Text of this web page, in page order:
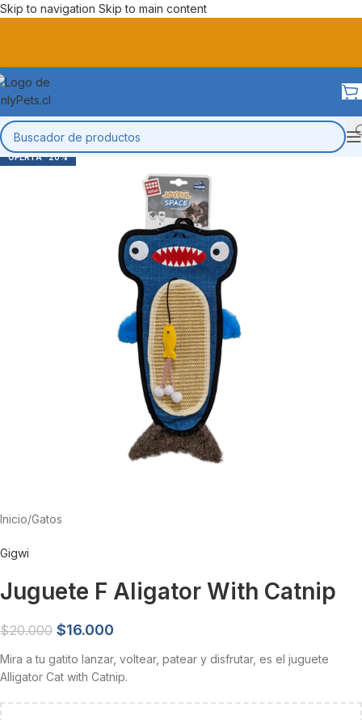
Skip to navigation Skip to main content
-20%
Inicio/Gatos
Gigwi
Juguete F Aligator With Catnip
$20.000 $16.000
Mira a tu gatito lanzar, voltear, patear y disfrutar, es el juguete
Alligator Cat with Catnip.